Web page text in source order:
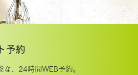
予約
な、24時間WEB予約。